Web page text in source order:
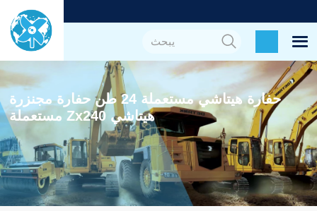
حفارة هيتاشي مستعملة 24 طن حفارة مجنزرة
مستعملة Zx240 هيتاشي